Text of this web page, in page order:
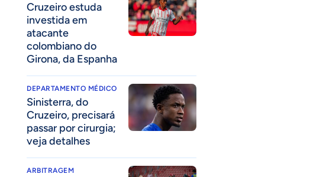
Cruzeiro estuda
investida em
atacante
colombiano do
Girona, da Espanha
DEPARTAMENTO MÉDICO
Sinisterra, do
Cruzeiro, precisará
passar por cirurgia;
veja detalhes
ARBITRAGEM